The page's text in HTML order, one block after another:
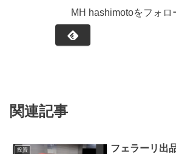
MH hashimotoをフォロ
関連記事
投資 フェラーリ出